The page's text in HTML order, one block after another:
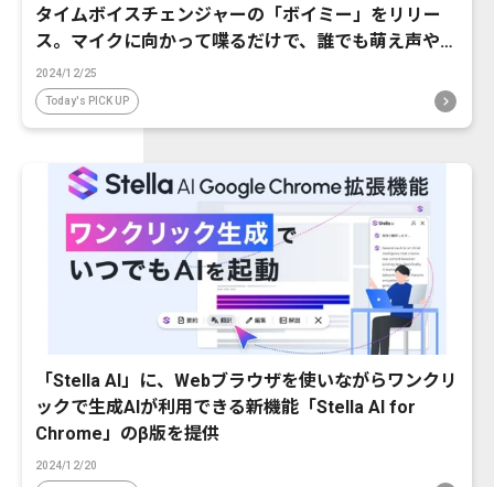
タイムボイスチェンジャーの「ボイミー」をリリー
ス。マイクに向かって喋るだけで、誰でも萌え声やイ
ケボ風に音声変換が可能に。
2024/12/25
Today's PICK UP
「Stella AI」に、Webブラウザを使いながらワンクリ
ックで生成AIが利用できる新機能「Stella AI for
Chrome」のβ版を提供
2024/12/20